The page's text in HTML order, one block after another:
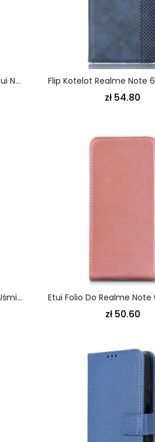
Flip Kotelot Realme Note 60x Etui Na Telefon Tkanina Dżinsowa
zł 54.80
Etui Folio Do Realme Note 60x Uśmiech I Serce
zł 50.60